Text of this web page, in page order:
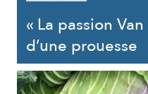
« La passion
d’une prouesse